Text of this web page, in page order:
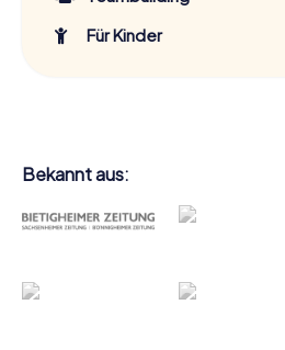
Für Kinder
Bekannt aus: